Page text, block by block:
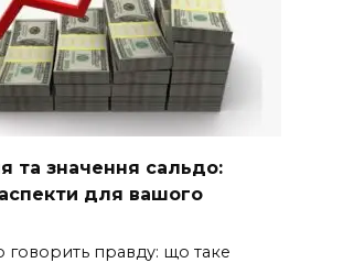
та значення сальдо:
для вашого
говорить правду: що таке